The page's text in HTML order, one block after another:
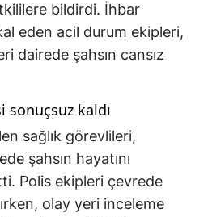
bildirdi. İhbar
eden acil durum ekipleri,
dairede şahsın cansız
sonuçsuz kaldı
sağlık görevlileri,
şahsın hayatını
Polis ekipleri çevrede
olay yeri inceleme